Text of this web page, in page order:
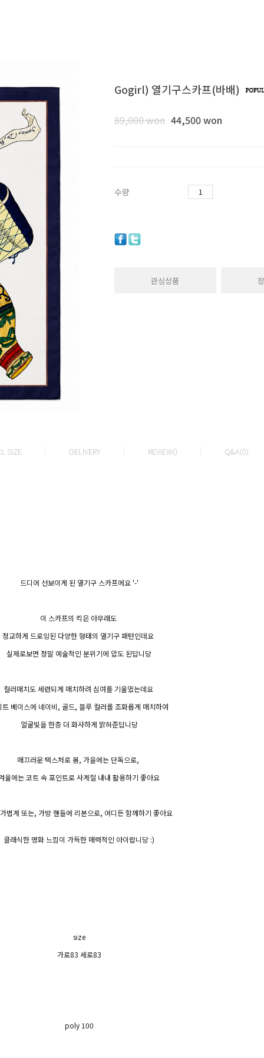
Gogirl) 열기구스카프(바배)
89,000won 44,500 won
수량
관심상품
SIZE DELIVERY REVIEW() Q&A(0)
드디어 선보이게 된 열기구 스카프에요 '-'
이 스카프의 킥은 아무래도
정교하게 드로잉된 다양한 형태의 열기구 패턴인데요
실제로보면 정말 예술적인 분위기에 압도 된답니당
컬러매치도 세련되게 매치하려 심여를 기울였는데요
트 베이스에 네이비, 골드, 블루 컬러를 조화롭게 매치하여
얼굴빛을 한층 더 화사하게 밝혀준답니당
매끄러운 텍스처로 봄, 가을에는 단독으로,
울에는 코트 속 포인트로 사계절 내내 활용하기 좋아요
볍게 또는, 가방 핸들에 리본으로, 어디든 함께하기 좋아요
클래식한 명화 느낌이 가득한 매력적인 아이랍니당 :)
size
가로83 세로83
poly 100